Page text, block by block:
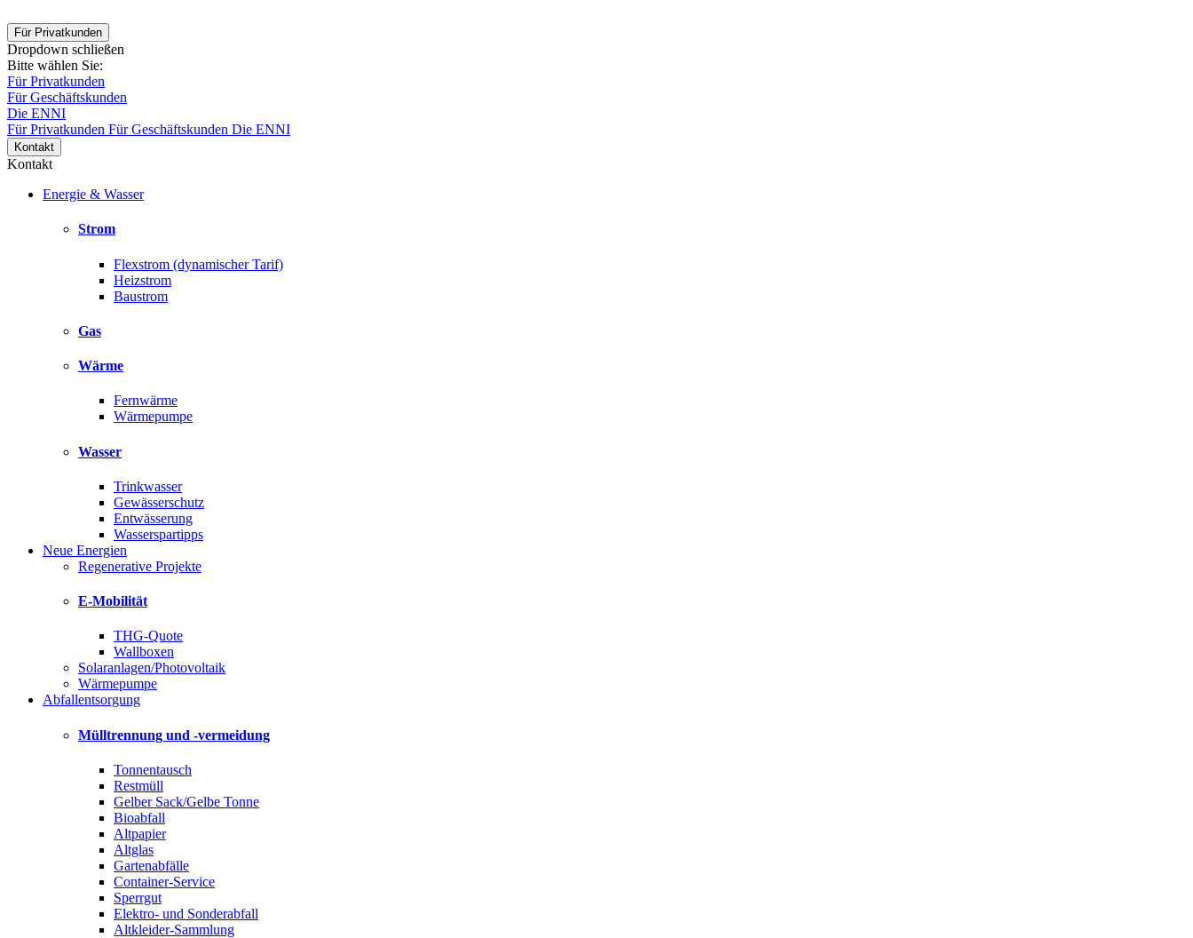
Für Privatkunden
Dropdown schließen
Bitte wählen Sie:
Für Privatkunden
Für Geschäftskunden
Die ENNI
Für Privatkunden Für Geschäftskunden Die ENNI
Kontakt
Kontakt
Energie & Wasser
Strom
Flexstrom (dynamischer Tarif)
Heizstrom
Baustrom
Gas
Wärme
Fernwärme
Wärmepumpe
Wasser
Trinkwasser
Gewässerschutz
Entwässerung
Wasserspartipps
Neue Energien
Regenerative Projekte
E-Mobilität
THG-Quote
Wallboxen
Solaranlagen/Photovoltaik
Wärmepumpe
Abfallentsorgung
Mülltrennung und -vermeidung
Tonnentausch
Restmüll
Gelber Sack/Gelbe Tonne
Bioabfall
Altpapier
Altglas
Gartenabfälle
Container-Service
Sperrgut
Elektro- und Sonderabfall
Altkleider-Sammlung